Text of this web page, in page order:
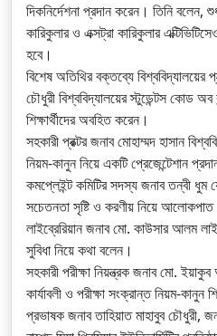
দিকনির্দেশনা প্রদান করেন। তিনি
কারিকুলার ও এক্সট্রা কারিকুলার
হবে।
বিশেষ অতিথির বক্তব্যে বিশ্ববিদ্যালয়ের
চৌধুরী বিশ্ববিদ্যালয়ের স্টুডেন্টস কোড অব
শিক্ষার্থীদের অবহিত করেন।
সহকারী প্রক্টর জনাব মোহাম্মদ হাসান
নিয়ম-কানুন নিয়ে একটি প্রেজেন্টেশান
কমপ্লেইন্ট কমিটির সদস্য জনাব তন্বী ধুম
সচেতনতা সৃষ্টি ও করণীয় নিয়ে
লাইব্রেরিয়ান জনাব মো. কাউসার আলম
সুবিধা নিয়ে কথা বলেন।
সহকারী পরীক্ষা নিয়ন্ত্রক জনাব মো. ইয়াকুব
কার্যাবলী ও পরীক্ষা সংক্রান্ত নিয়ম-কানুন
প্রভাষক জনাব তাহিয়াত মাহাবুব চৌধুরী,